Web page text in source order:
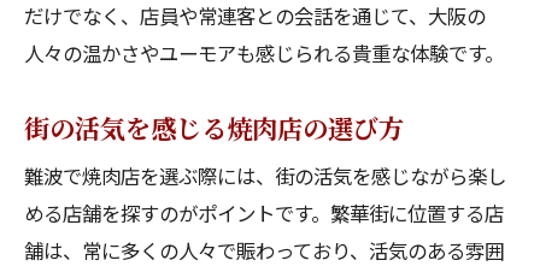
だけでなく、店員や常連客との会話を通じて、大阪の
人々の温かさやユーモアも感じられる貴重な体験です。
街の活気を感じる焼肉店の選び方
難波で焼肉店を選ぶ際には、街の活気を感じながら楽し
める店舗を探すのがポイントです。繁華街に位置する店
舗は、常に多くの人々で賑わっており、活気のある雰囲